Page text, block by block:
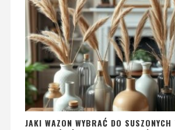
JAKI WAZON WYBRAĆ DO